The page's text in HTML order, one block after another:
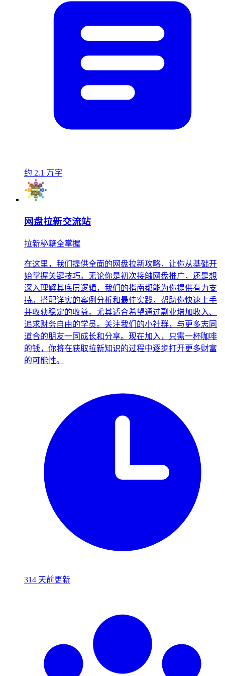
约 2.1 万字
网盘拉新交流站
拉新秘籍全掌握
在这里，我们提供全面的网盘拉新攻略，让你从基础开
始掌握关键技巧。无论你是初次接触网盘推广，还是想
深入理解其底层逻辑，我们的指南都能为你提供有力支
持。搭配详实的案例分析和最佳实践，帮助你快速上手
并收获稳定的收益。尤其适合希望通过副业增加收入、
追求财务自由的学员。关注我们的小社群，与更多志同
道合的朋友一同成长和分享。现在加入，只需一杯咖啡
的钱，你将在获取拉新知识的过程中逐步打开更多财富
的可能性。
314 天前更新